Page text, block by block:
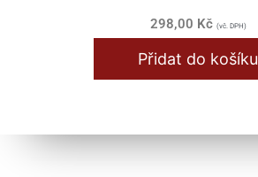
298,00 Kč (vč. DPH)
Přidat do košíku